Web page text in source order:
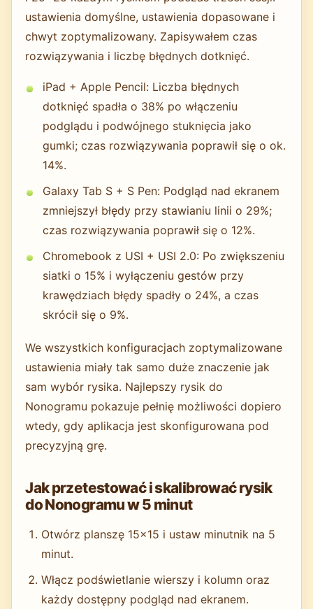
ustawienia domyślne, ustawienia dopasowane i
chwyt zoptymalizowany. Zapisywałem czas
rozwiązywania i liczbę błędnych dotknięć.
iPad + Apple Pencil: Liczba błędnych
dotknięć spadła o 38% po włączeniu
podglądu i podwójnego stuknięcia jako
gumki; czas rozwiązywania poprawił się o ok.
14%.
Galaxy Tab S + S Pen: Podgląd nad ekranem
zmniejszył błędy przy stawianiu linii o 29%;
czas rozwiązywania poprawił się o 12%.
Chromebook z USI + USI 2.0: Po zwiększeniu
siatki o 15% i wyłączeniu gestów przy
krawędziach błędy spadły o 24%, a czas
skrócił się o 9%.
We wszystkich konfiguracjach zoptymalizowane
ustawienia miały tak samo duże znaczenie jak
sam wybór rysika. Najlepszy rysik do
Nonogramu pokazuje pełnię możliwości dopiero
wtedy, gdy aplikacja jest skonfigurowana pod
precyzyjną grę.
Jak przetestować i skalibrować rysik
do Nonogramu w 5 minut
Otwórz planszę 15×15 i ustaw minutnik na 5
minut.
Włącz podświetlanie wierszy i kolumn oraz
każdy dostępny podgląd nad ekranem.